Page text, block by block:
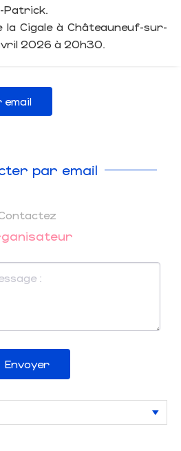
Patrick.
la Cigale à Châteauneuf-sur-
2026 à 20h30.
par email
Envoyer